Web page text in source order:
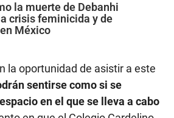
la muerte de Debanhi
crisis feminicida y de
México
la oportunidad de asistir a este
sentirse como si se
en el que se lleva a cabo